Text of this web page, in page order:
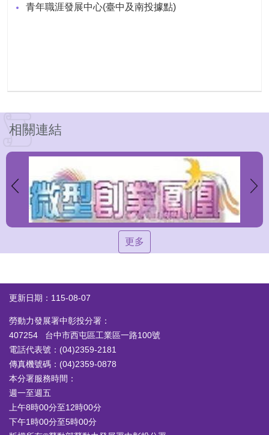
青年職涯發展中心(臺中及南投據點)
相關連結
更多
更新日期：115-08-07
勞動力發展署中彰投分署：
407254 台中市西屯區工業區一路100號
電話代表號：(04)2359-2181
傳真機號碼：(04)2359-0878
本分署服務時間：
週一至週五
上午8時00分至12時00分
下午1時00分至5時00分